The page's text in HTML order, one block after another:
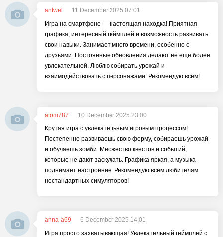
antwel
11 December 2025 07:01
Игра на смартфоне — настоящая находка! Приятная
графика, интересный геймплей и возможность развивать
свои навыки. Занимает много времени, особенно с
друзьями. Постоянные обновления делают её ещё более
увлекательной. Люблю собирать урожай и
взаимодействовать с персонажами. Рекомендую всем!
atom787
10 December 2025 23:00
Крутая игра с увлекательным игровым процессом!
Постепенно развиваешь свою ферму, собираешь урожай
и обучаешь зомби. Множество квестов и событий,
которые не дают заскучать. Графика яркая, а музыка
поднимает настроение. Рекомендую всем любителям
нестандартных симуляторов!
anna-a69
6 December 2025 14:01
Игра просто захватывающая! Увлекательный геймплей с